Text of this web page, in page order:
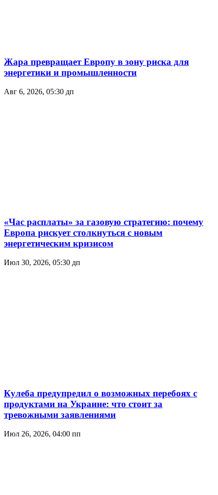
Жара превращает Европу в зону риска для
энергетики и промышленности
Авг 6, 2026, 05:30 дп
«Час расплаты» за газовую стратегию: почему
Европа рискует столкнуться с новым
энергетическим кризисом
Июл 30, 2026, 05:30 дп
Кулеба предупредил о возможных перебоях с
продуктами на Украине: что стоит за
тревожными заявлениями
Июл 26, 2026, 04:00 пп